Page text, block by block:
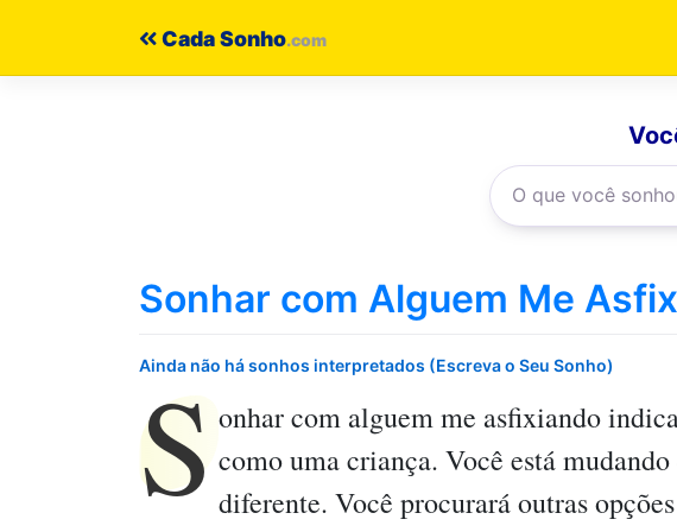
Cada Sonho
Sonhar com Alguem Me
Ainda não há sonhos interpretados (Escreva o Seu Sonho)
S onhar com alguem me asfixiando
como uma criança. Você está
diferente. Você procurará outras